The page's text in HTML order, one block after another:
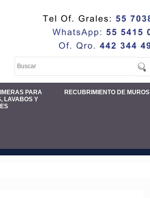
PARA
LAVABOS Y
RECUBRIMIENTO DE MUROS